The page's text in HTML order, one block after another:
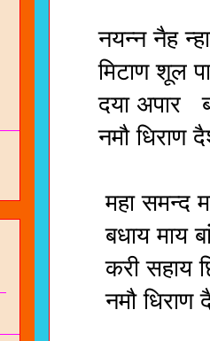
नयन्न नैह
मिटाण शूल
दया अपार
नमौ धिराण
महा समन्द
बधाय माय
करी सहाय
नमौ धिराण